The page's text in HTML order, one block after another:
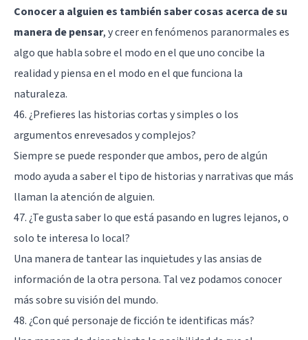
Conocer a alguien es también saber cosas acerca de su
manera de pensar, y creer en fenómenos paranormales es
algo que habla sobre el modo en el que uno concibe la
realidad y piensa en el modo en el que funciona la
naturaleza.
46. ¿Prefieres las historias cortas y simples o los
argumentos enrevesados y complejos?
Siempre se puede responder que ambos, pero de algún
modo ayuda a saber el tipo de historias y narrativas que más
llaman la atención de alguien.
47. ¿Te gusta saber lo que está pasando en lugres lejanos, o
solo te interesa lo local?
Una manera de tantear las inquietudes y las ansias de
información de la otra persona. Tal vez podamos conocer
más sobre su visión del mundo.
48. ¿Con qué personaje de ficción te identificas más?